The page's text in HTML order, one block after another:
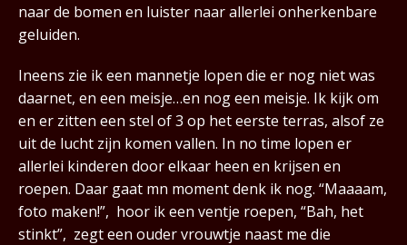
naar de bomen en luister naar allerlei onherkenbare
geluiden.
Ineens zie ik een mannetje lopen die er nog niet was
daarnet, en een meisje…en nog een meisje. Ik kijk om
en er zitten een stel of 3 op het eerste terras, alsof ze
uit de lucht zijn komen vallen. In no time lopen er
allerlei kinderen door elkaar heen en krijsen en
roepen. Daar gaat mn moment denk ik nog. “Maaaam,
foto maken!”, hoor ik een ventje roepen, “Bah, het
stinkt”, zegt een ouder vrouwtje naast me die